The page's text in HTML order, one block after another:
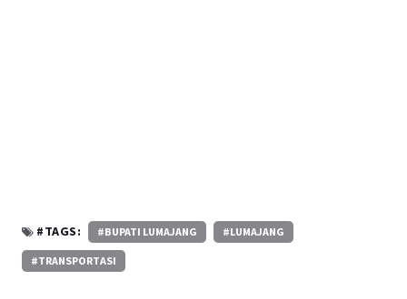
#TAGS: #BUPATI LUMAJANG #LUMAJANG
#TRANSPORTASI